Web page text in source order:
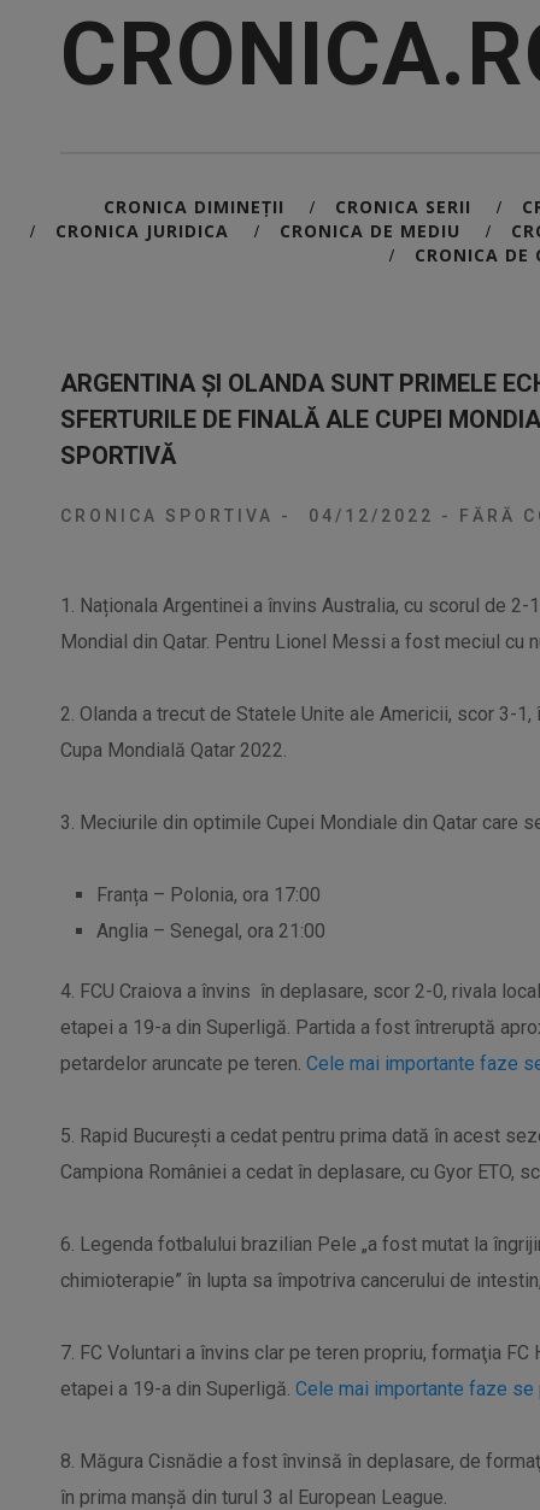
CRONICA DIMINEȚII / CRONICA SERII /
/ CRONICA JURIDICA / CRONICA DE MEDIU /
/ CRONICA DE
ARGENTINA ȘI OLANDA SUNT PRIMELE
SFERTURILE DE FINALĂ ALE CUPEI
SPORTIVĂ
CRONICA SPORTIVA - 04/12/2022 - FĂRĂ
1. Naționala Argentinei a învins Australia, cu scorul de
Mondial din Qatar. Pentru Lionel Messi a fost meciul cu
2. Olanda a trecut de Statele Unite ale Americii, scor 3-
Cupa Mondială Qatar 2022.
3. Meciurile din optimile Cupei Mondiale din Qatar care
Franța – Polonia, ora 17:00
Anglia – Senegal, ora 21:00
4. FCU Craiova a învins în deplasare, scor 2-0, rivala
etapei a 19-a din Superligă. Partida a fost întreruptă
petardelor aruncate pe teren. Cele mai importante faze
5. Rapid Bucureşti a cedat pentru prima dată în acest
Campiona României a cedat în deplasare, cu Gyor ETO,
6. Legenda fotbalului brazilian Pele „a fost mutat la
chimioterapie” în lupta sa împotriva cancerului de
7. FC Voluntari a învins clar pe teren propriu, formaţia
etapei a 19-a din Superligă. Cele mai importante faze se
8. Măgura Cisnădie a fost învinsă în deplasare, de
în prima manşă din turul 3 al European League.